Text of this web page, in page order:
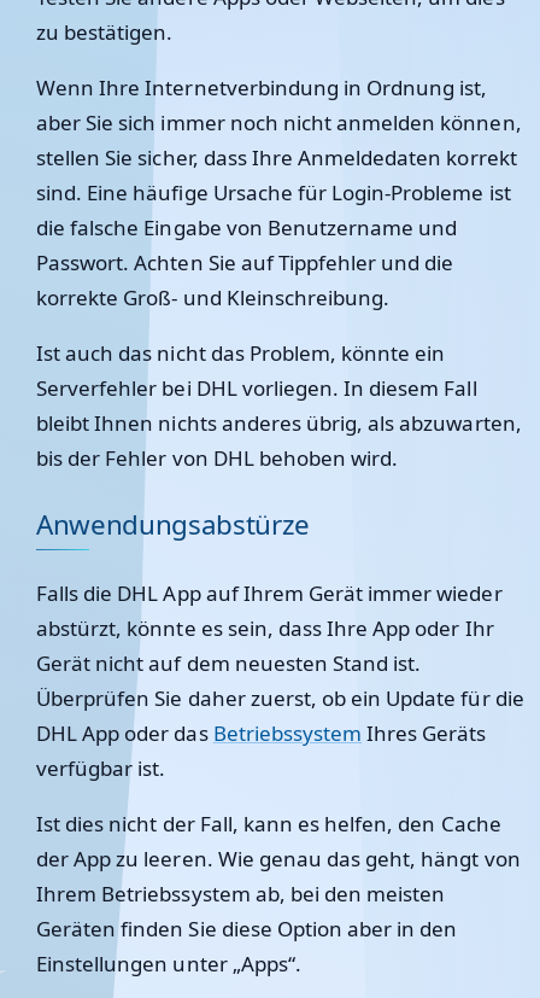
zu bestätigen.
Wenn Ihre Internetverbindung in Ordnung ist,
aber Sie sich immer noch nicht anmelden können,
stellen Sie sicher, dass Ihre Anmeldedaten korrekt
sind. Eine häufige Ursache für Login-Probleme ist
die falsche Eingabe von Benutzername und
Passwort. Achten Sie auf Tippfehler und die
korrekte Groß- und Kleinschreibung.
Ist auch das nicht das Problem, könnte ein
Serverfehler bei DHL vorliegen. In diesem Fall
bleibt Ihnen nichts anderes übrig, als abzuwarten,
bis der Fehler von DHL behoben wird.
Anwendungsabstürze
Falls die DHL App auf Ihrem Gerät immer wieder
abstürzt, könnte es sein, dass Ihre App oder Ihr
Gerät nicht auf dem neuesten Stand ist.
Überprüfen Sie daher zuerst, ob ein Update für die
DHL App oder das Betriebssystem Ihres Geräts
verfügbar ist.
Ist dies nicht der Fall, kann es helfen, den Cache
der App zu leeren. Wie genau das geht, hängt von
Ihrem Betriebssystem ab, bei den meisten
Geräten finden Sie diese Option aber in den
Einstellungen unter „Apps“.